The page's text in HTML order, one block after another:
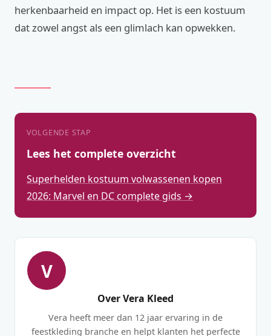
herkenbaarheid en impact op. Het is een kostuum
dat zowel angst als een glimlach kan opwekken.
VOLGENDE STAP
Lees het complete overzicht
Superhelden kostuum volwassenen kopen
2026: Marvel en DC complete gids →
V
Over Vera Kleed
Vera heeft meer dan 12 jaar ervaring in de
feestkleding branche en helpt klanten het perfecte